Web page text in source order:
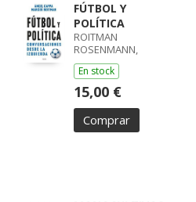
FÚTBOL Y
POLÍTICA
ROITMAN
ROSENMANN,
MARCOS / CAPPA
POLCHI, ÁNGEL
En stock
15,00 €
Comprar